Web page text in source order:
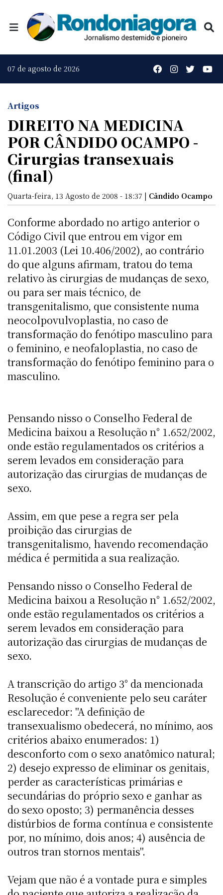
07 de agosto de 2026
Artigos
DIREITO NA MEDICINA 
POR CÂNDIDO OCAMPO -
Cirurgias transexuais
(final)
Quarta-feira, 13 Agosto de 2008 - 18:37 | Cândido Ocampo
Conforme abordado no artigo anterior o
Código Civil que entrou em vigor em
11.01.2003 (Lei 10.406/2002), ao contrário
do que alguns afirmam, tratou do tema
relativo às cirurgias de mudanças de sexo,
ou para ser mais técnico, de
transgenitalismo, que consistente numa
neocolpovulvoplastia, no caso de
transformação do fenótipo masculino para
o feminino, e neofaloplastia, no caso de
transformação do fenótipo feminino para o
masculino.
Pensando nisso o Conselho Federal de
Medicina baixou a Resolução n° 1.652/2002,
onde estão regulamentados os critérios a
serem levados em consideração para
autorização das cirurgias de mudanças de
sexo.
Assim, em que pese a regra ser pela
proibição das cirurgias de
transgenitalismo, havendo recomendação
médica é permitida a sua realização.
Pensando nisso o Conselho Federal de
Medicina baixou a Resolução n° 1.652/2002,
onde estão regulamentados os critérios a
serem levados em consideração para
autorização das cirurgias de mudanças de
sexo.
A transcrição do artigo 3° da mencionada
Resolução é conveniente pelo seu caráter
esclarecedor: "A definição de
transexualismo obedecerá, no mínimo, aos
critérios abaixo enumerados: 1)
desconforto com o sexo anatômico natural;
2) desejo expresso de eliminar os genitais,
perder as características primárias e
secundárias do próprio sexo e ganhar as
do sexo oposto; 3) permanência desses
distúrbios de forma contínua e consistente
por, no mínimo, dois anos; 4) ausência de
outros tran stornos mentais".
Vejam que não é a vontade pura e simples